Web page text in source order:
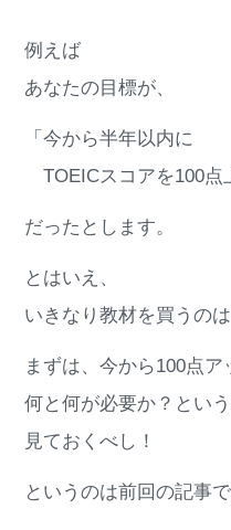
例えば
あなたの目標が、
「今から半年以内に
TOEICスコアを100点
だったとします。
とはいえ、
いきなり教材を買うのは
まずは、今から100点ア
何と何が必要か？とい
見ておくべし！
というのは前回の記事